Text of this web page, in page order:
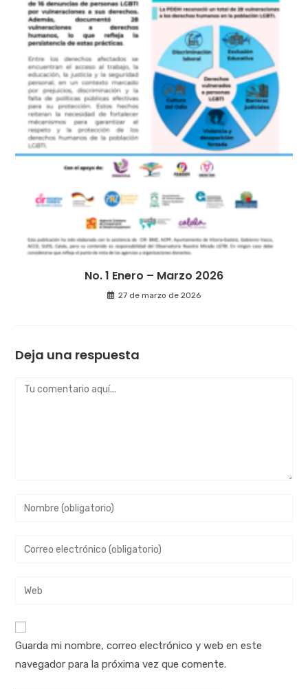
No. 1 Enero – Marzo 2026
27 de marzo de 2026
Deja una respuesta
Guarda mi nombre, correo electrónico y web en este
navegador para la próxima vez que comente.